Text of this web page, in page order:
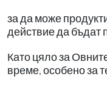
за да може
действие да бъдат
Като цяло за
време, особено за